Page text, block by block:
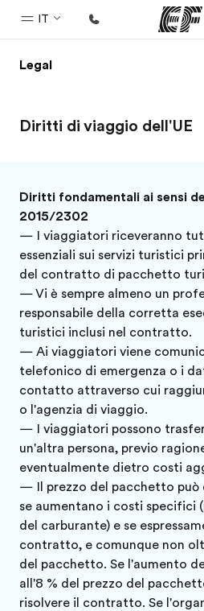
IT
Homepage
Programmi
Uffici
Trova l'ufficio più vicino
Chi siamo
La nostra organizzazione
Carriera
Lavora con noi
Legal
Diritti di viaggio dell'UE
Diritti fondamentali ai sensi
2015/2302
— I viaggiatori riceveranno
essenziali sui servizi turistici
del contratto di pacchetto
— Vi è sempre almeno un
responsabile della corretta
turistici inclusi nel contratto.
— Ai viaggiatori viene
telefonico di emergenza o i
contatto attraverso cui
o l'agenzia di viaggio.
— I viaggiatori possono
un'altra persona, previo
eventualmente dietro costi
— Il prezzo del pacchetto può
se aumentano i costi specifici
del carburante) e se
contratto, e comunque non
del pacchetto. Se l'aumento
all'8 % del prezzo del
risolvere il contratto. Se